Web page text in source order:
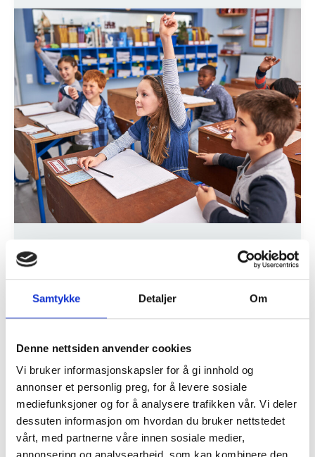
Samtykke Detaljer Om
Denne nettsiden anvender cookies
Vi bruker informasjonskapsler for å gi innhold og
annonser et personlig preg, for å levere sosiale
mediefunksjoner og for å analysere trafikken vår. Vi deler
dessuten informasjon om hvordan du bruker nettstedet
vårt, med partnerne våre innen sosiale medier,
Nyheter
Les om alt vi gjorde i 2023 for at barn og
en god psykisk helse!